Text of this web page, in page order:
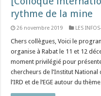
rythme de la mine
26 novembre 2019 LES
Chers collègues, Voici le
organise à Rabat le 11 et 12
moment privilégié pour
chercheurs de l’Institut National
l’IRD et de l’EGE autour du